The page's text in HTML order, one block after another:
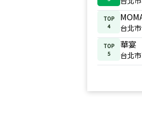
TOP
4
台北
TOP
5
華宴
台北